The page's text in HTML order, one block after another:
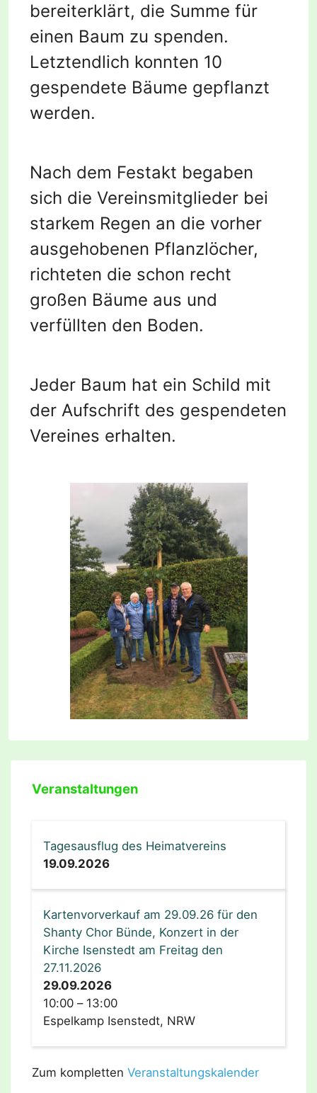
bereiterklärt, die Summe für
einen Baum zu spenden.
Letztendlich konnten 10
gespendete Bäume gepflanzt
werden.
Nach dem Festakt begaben
sich die Vereinsmitglieder bei
starkem Regen an die vorher
ausgehobenen Pflanzlöcher,
richteten die schon recht
großen Bäume aus und
verfüllten den Boden.
Jeder Baum hat ein Schild mit
der Aufschrift des gespendeten
Vereines erhalten.
Veranstaltungen
Tagesausflug des Heimatvereins
19.09.2026
Kartenvorverkauf am 29.09.26 für den
Shanty Chor Bünde, Konzert in der
Kirche Isenstedt am Freitag den
27.11.2026
29.09.2026
10:00 – 13:00
Espelkamp Isenstedt, NRW
Zum kompletten Veranstaltungskalender